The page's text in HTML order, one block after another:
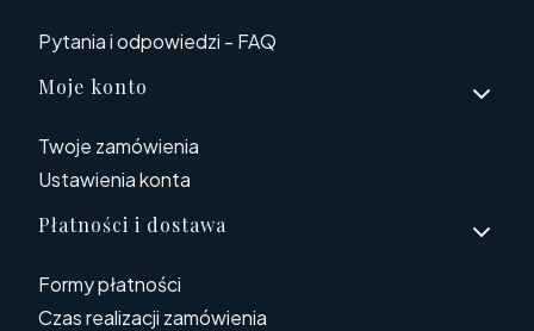
Pytania i odpowiedzi - FAQ
Moje konto
Twoje zamówienia
Ustawienia konta
Płatności i dostawa
Formy płatności
Czas realizacji zamówienia